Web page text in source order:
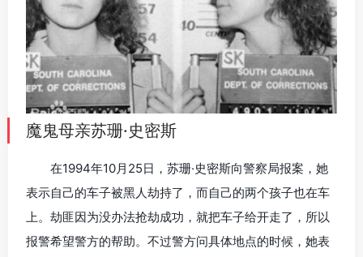
魔鬼母亲苏珊·史密斯
在1994年10月25日，苏珊·史密斯向警察局报案，她
表示自己的车子被黑人劫持了，而自己的两个孩子也在车
上。劫匪因为没办法抢劫成功，就把车子给开走了，所以
报警希望警方的帮助。不过警方问具体地点的时候，她表